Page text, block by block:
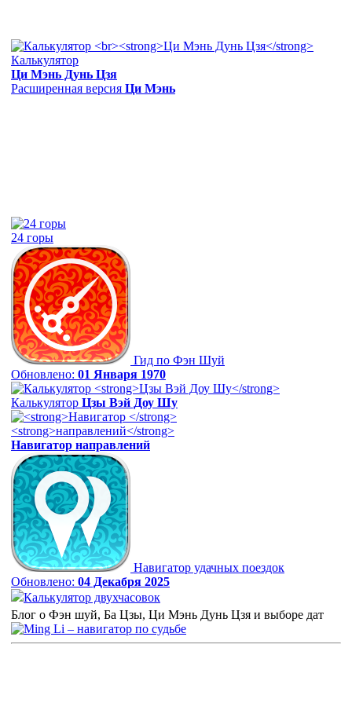
Калькулятор
Ци Мэнь Дунь Цзя
Расширенная версия Ци Мэнь
24 горы
Гид по Фэн Шуй
Обновлено: 01 Января 1970
Калькулятор Цзы Вэй Доу Шу
Навигатор направлений
Навигатор удачных поездок
Обновлено: 04 Декабря 2025
Калькулятор двухчасовок
Блог о Фэн шуй, Ба Цзы, Ци Мэнь Дунь Цзя и выборе дат